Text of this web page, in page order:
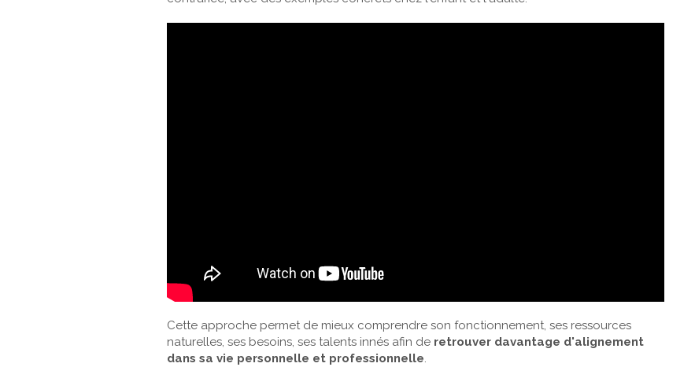
Cette approche permet de mieux comprendre son fonctionnement, ses ressources
naturelles, ses besoins, ses talents innés afin de retrouver davantage d'alignement
dans sa vie personnelle et professionnelle.